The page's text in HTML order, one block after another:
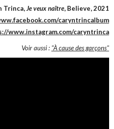
Trinca,Je veux naître, Believe, 2021
caryntrincalbum
www.instagram.com/caryntrinca
Voir aussi : "À cause des garçons"